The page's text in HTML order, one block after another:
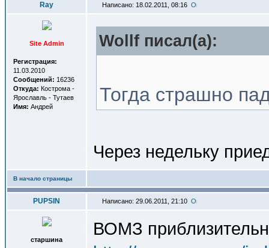
Ray Написано: 18.02.2011, 08:16
Site Admin
Регистрация:
11.03.2010
Сообщений: 16236
Откуда: Кострома -
Ярославль - Тутаев
Имя: Андрей
Wollf писал(a):
Тогда страшно
Через недельку
В начало страницы
PUPSIN Написано: 29.06.2011, 21:10
старшина
ВОМЗ